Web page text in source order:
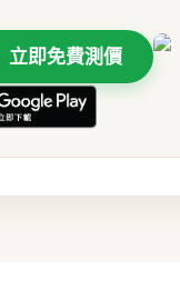
立即免費測價